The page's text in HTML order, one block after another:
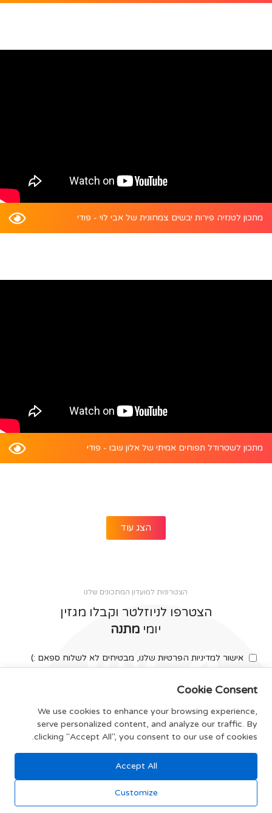
מתכון לטנזיה פירות יבשים צמחונית של אבי לוי - פודי
מתכון לשטרודל תפוחים אמיתי של אלון שבו - פודי
הצג עוד
הצטרפות למועדון המתכונים שלנו
הצטרפו לניוזלטר וקבלו מגזין
יומי מתנה
אישור למדיניות הפרטיות שלנו, מבטיחים לא לשלוח ספאם :)
צרפו אותי
תקנון האתר
Cookie Consent
We use cookies to enhance your browsing experience,
serve personalized content, and analyze our traffic. By
clicking "Accept All", you consent to our use of cookies.
Accept All
Customize